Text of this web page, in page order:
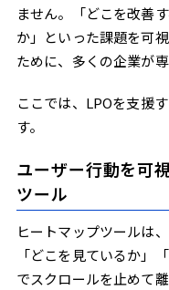
ません。「どこを改善
か」といった課題を可
ために、多くの企業が
ここでは、LPOを支援
す。
ユーザー行動を可
ツール
ヒートマップツールは
「どこを見ているか」
でスクロールを止めて